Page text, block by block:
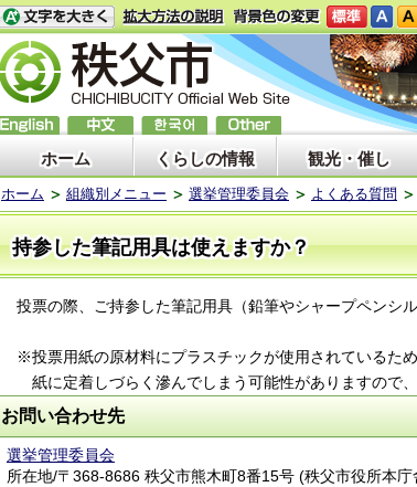
ホーム くらしの情報 観光・催し
ホーム 組織別メニュー 選挙管理委員会 よくある質問
持参した筆記用具は使えますか？
投票の際、ご持参した筆記用具（鉛筆やシャープペンシ
※投票用紙の原材料にプラスチックが使用されているた
紙に定着しづらく滲んでしまう可能性がありますので、
お問い合わせ先
選挙管理委員会
所在地/〒368-8686 秩父市熊木町8番15号 (秩父市役所本庁